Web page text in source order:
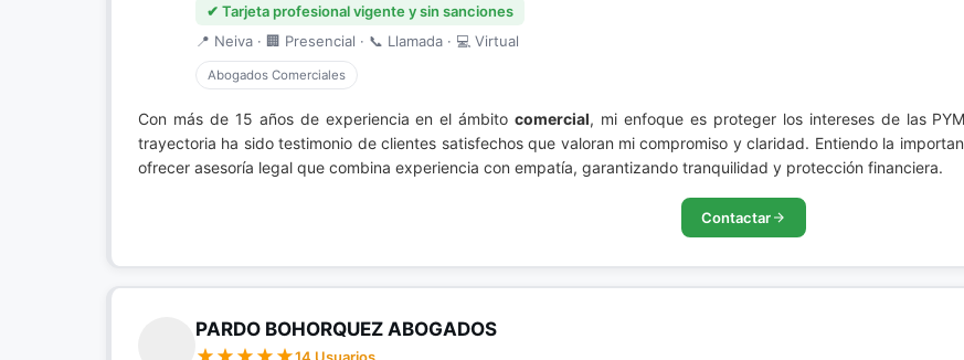
✔ Tarjeta profesional vigente y sin sanciones
📍 Neiva · 🏢 Presencial · 📞 Llamada · 💻 Virtual
Abogados Comerciales
Con más de 15 años de experiencia en el ámbitocomercial, mi enfoque es proteger los intereses de las
trayectoria ha sido testimonio de clientes satisfechos que valoran mi compromiso y claridad. Entiendo la
ofrecer asesoría legal que combina experiencia con empatía, garantizando tranquilidad y protección financiera.
Contactar
PARDO BOHORQUEZ ABOGADOS